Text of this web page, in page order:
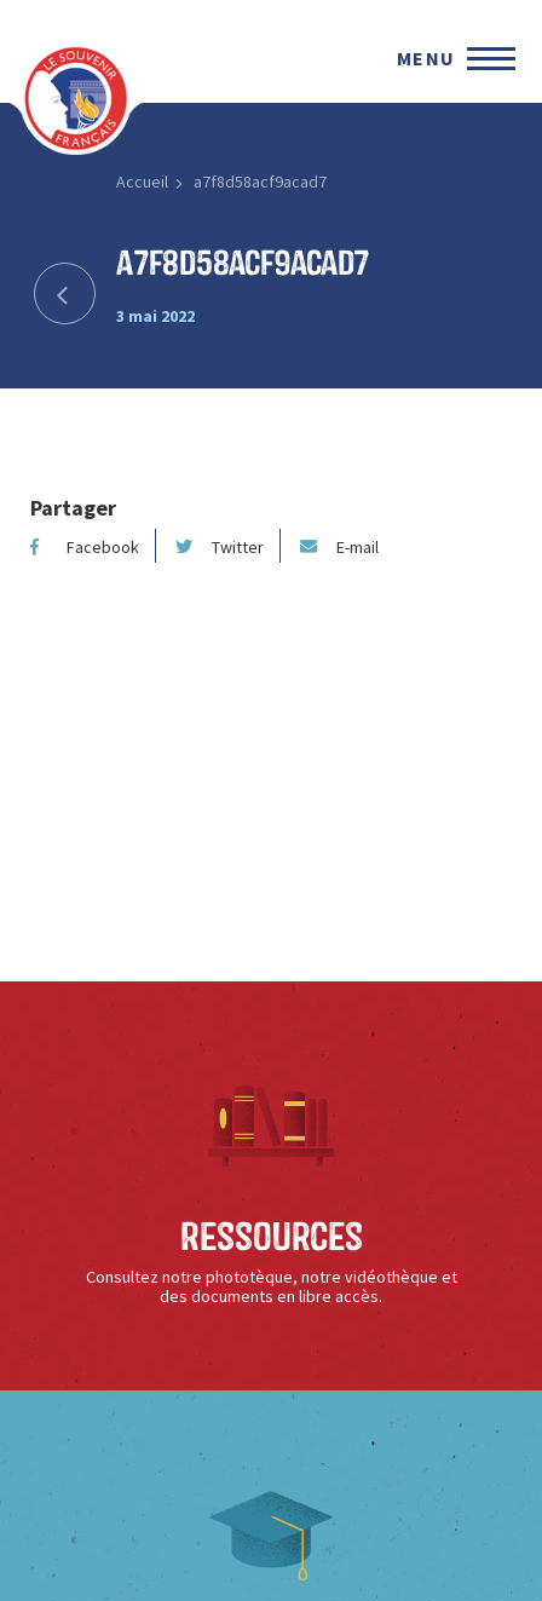
MENU
Accueil a7f8d58acf9acad7
a7f8d58acf9acad7
3 mai 2022
Partager
Facebook Twitter E-mail
Ressources
Consultez notre phototèque, notre vidéothèque et
des documents en libre accès.